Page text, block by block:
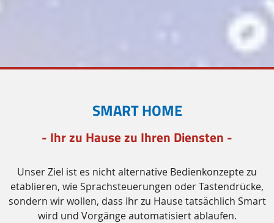
SMART HOME
- Ihr zu Hause zu Ihren Diensten -
Unser Ziel ist es nicht alternative Bedienkonzepte zu
etablieren, wie Sprachsteuerungen oder Tastendrücke,
sondern wir wollen, dass Ihr zu Hause tatsächlich Smart
wird und Vorgänge automatisiert ablaufen.